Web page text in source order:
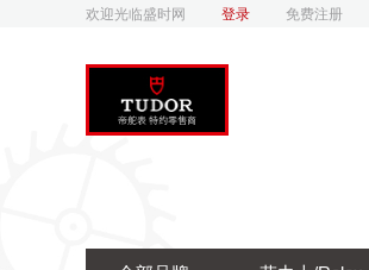
欢迎光临盛时网 登录 免费注册